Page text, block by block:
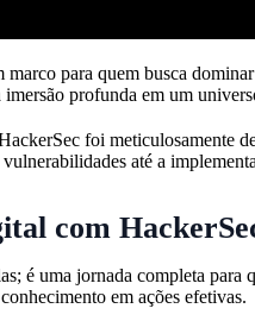
para quem busca
profunda em um
foi meticulosamente
até a
com
é uma jornada completa
em ações efetivas.